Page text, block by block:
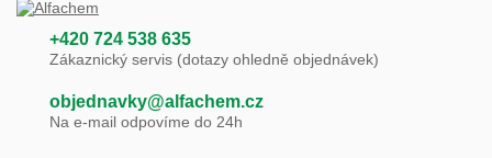
+420 724 538 635
Zákaznický servis (dotazy ohledně objednávek)
objednavky@alfachem.cz
Na e-mail odpovíme do 24h